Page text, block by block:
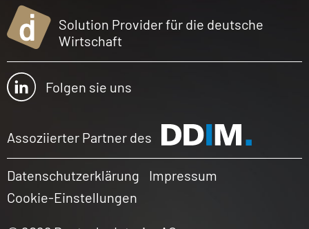
Solution Provider für die deutsche
Wirtschaft
Folgen sie uns
Assoziierter Partner des
Datenschutzerklärung
Impressum
Cookie-Einstellungen